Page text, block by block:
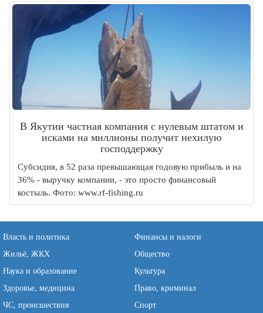
В Якутии частная компания с нулевым штатом и
исками на миллионы получит нехилую
господдержку
Субсидия, в 52 раза превышающая годовую прибыль и на
36% - выручку компании, - это просто финансовый
костыль. Фото: www.rf-fishing.ru
Власть и политика
Финансы и налоги
Жильё, ЖКХ
Общество
Наука и образование
Культура
Здоровье, медицина
Право, криминал
ЧС, происшествия
Спорт